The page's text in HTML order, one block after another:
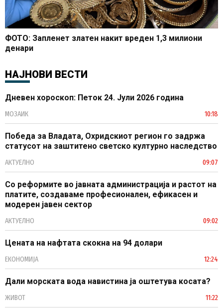
ФОТО: Запленет златен накит вреден 1,3 милиони
денари
НАЈНОВИ ВЕСТИ
Дневен хороскоп: Петок 24. Јули 2026 година
МОЗАИК 10:18
Победа за Владата, Охридскиот регион го задржа
статусот на заштитено светско културно наследство
АКТУЕЛНО 09:07
Со реформите во јавната администрација и растот на
платите, создаваме професионален, ефикасен и
модерен јавен сектор
АКТУЕЛНО 09:02
Цената на нафтата скокна на 94 долари
ЕКОНОМИЈА 12:24
Дали морската вода навистина ја оштетува косата?
ЖИВОТ 11:22